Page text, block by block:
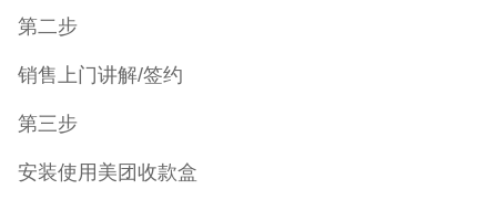
第二步
销售上门讲解/签约
第三步
安装使用美团收款盒